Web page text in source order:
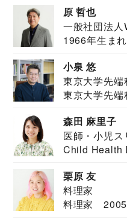
原 哲也
一般社団法
JAPAN代表
1966年生ま
小泉 悠
東京大学先
東京大学先
森田 麻里子
医師・小児ス
Child Health
栗原 友
料理家
料理家 2005